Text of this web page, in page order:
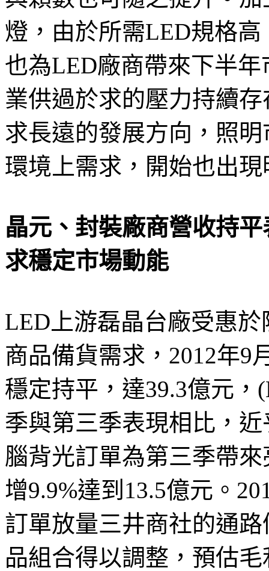
燈，由於所需LED規格
也為LED廠商帶來下半
業供過於求的壓力持續
求長遠的發展方向，照
環境上需求，開始也出
晶元、封裝廠商營收持
求穩定市場動能
LED上游磊晶台廠受惠
商品備貨需求，2012年9
穩定持平，達39.3億元，
季與第三季表現相比，
腦背光訂單為第三季帶
增9.9%達到13.5億元。
訂單放量三井商社的通
品組合得以調整，預估